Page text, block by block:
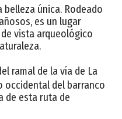
única. Rodeado
es un lugar
vista arqueológico
ramal de la vía de La
occidental del barranco
de esta ruta de